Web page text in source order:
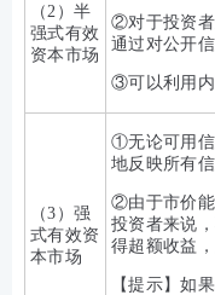
（2）半
强式有效
资本市场
②对于投资者
通过对公开
③可以利用内
（3）强
式有效资
本市场
①无论可用信
地反映所有信
②由于市价能
投资者来说
得超额收益
【提示】如